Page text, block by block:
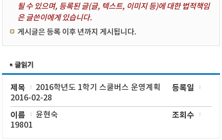
될 수 있으며, 등록된 글(글, 텍스트, 이미지 등)에 대한 법적책임
은 글쓴이에게 있습니다.
게시글은 등록 이후 년까지 게시됩니다.
제목 2016학년도 1학기 스쿨버스 운영계획 등록일
2016-02-28
이름 윤현숙 조회수
19801